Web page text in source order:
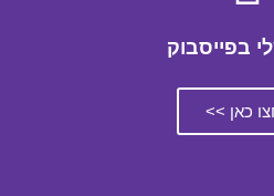
בפייסבוק
כאן >>